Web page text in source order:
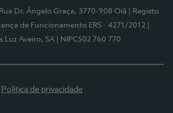
Rua Dr. Ângelo Graça, 3770-908 Oiã
| Registo
de Funcionamento ERS - 4271/2012
Luz Aveiro, SA
| NIPC502 760 770
Política de privacidade